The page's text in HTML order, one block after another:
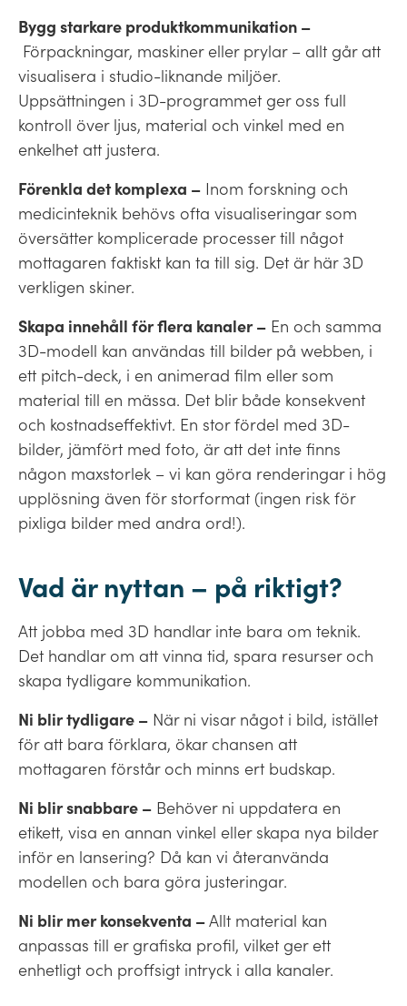
Bygg starkare produktkommunikation –
Förpackningar, maskiner eller prylar – allt går att
visualisera i studio-liknande miljöer.
Uppsättningen i 3D-programmet ger oss full
kontroll över ljus, material och vinkel med en
enkelhet att justera.
Förenkla det komplexa – Inom forskning och
medicinteknik behövs ofta visualiseringar som
översätter komplicerade processer till något
mottagaren faktiskt kan ta till sig. Det är här 3D
verkligen skiner.
Skapa innehåll för flera kanaler – En och samma
3D-modell kan användas till bilder på webben, i
ett pitch-deck, i en animerad film eller som
material till en mässa. Det blir både konsekvent
och kostnadseffektivt. En stor fördel med 3D-
bilder, jämfört med foto, är att det inte finns
någon maxstorlek – vi kan göra renderingar i hög
upplösning även för storformat (ingen risk för
pixliga bilder med andra ord!).
Vad är nyttan – på riktigt?
Att jobba med 3D handlar inte bara om teknik.
Det handlar om att vinna tid, spara resurser och
skapa tydligare kommunikation.
Ni blir tydligare – När ni visar något i bild, istället
för att bara förklara, ökar chansen att
mottagaren förstår och minns ert budskap.
Ni blir snabbare – Behöver ni uppdatera en
etikett, visa en annan vinkel eller skapa nya bilder
inför en lansering? Då kan vi återanvända
modellen och bara göra justeringar.
Ni blir mer konsekventa –Allt material kan
anpassas till er grafiska profil, vilket ger ett
enhetligt och proffsigt intryck i alla kanaler.